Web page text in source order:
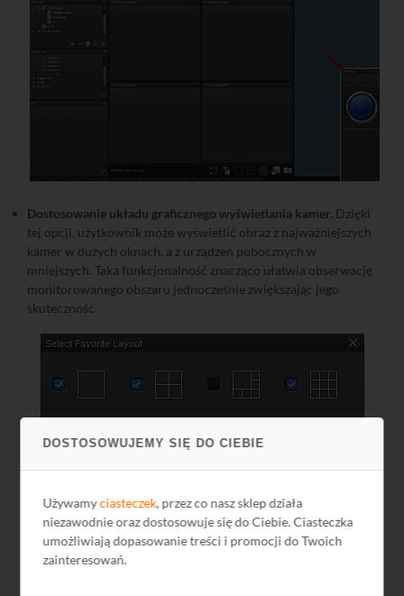
DOSTOSOWUJEMY SIĘ DO CIEBIE
Używamyciasteczek, przez co nasz sklep działa
niezawodnie oraz dostosowuje się do Ciebie. Ciasteczka
umożliwiają dopasowanie treści i promocji do Twoich
zainteresowań.
Dostosowanie układu graficznego wyświetlania kamer. Dzięki
tej opcji, użytkownik może wyświetlić obraz z najważniejszych
kamer w dużych oknach, a z urządzeń pobocznych w
mniejszych. Taka funkcjonalność znacząco ułatwia obserwację
monitorowanego obszaru jednocześnie zwiększając jego
skuteczność.